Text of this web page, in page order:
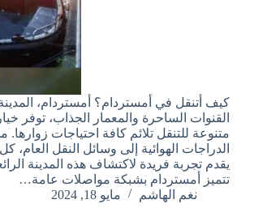
كيف أتنقل في أمستردام؟ أمستردام،
القنوات الساحرة والمعمار الجذاب، توفر
متنوعة للتنقل تلائم كافة احتياجات زوارها.
الدراجات الهوائية إلى وسائل النقل العام،
يقدم تجربة فريدة لاكتشاف هذه المدينة
تتميز أمستردام بشبكة مواصلات عامة…
نغم الهاشم
مايو 18, 2024